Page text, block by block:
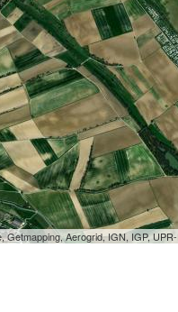
Aerogrid, IGN, IGP,